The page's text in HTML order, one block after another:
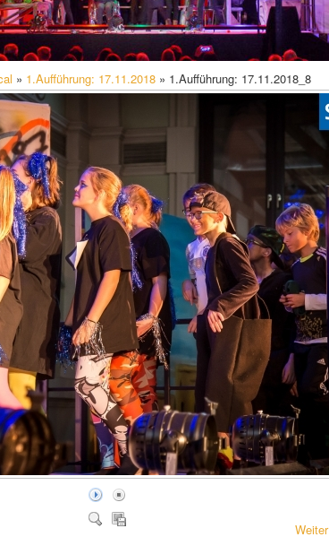
» 1.Aufführung: 17.11.2018 » 1.Aufführung: 17.11.2018_8
Weiter